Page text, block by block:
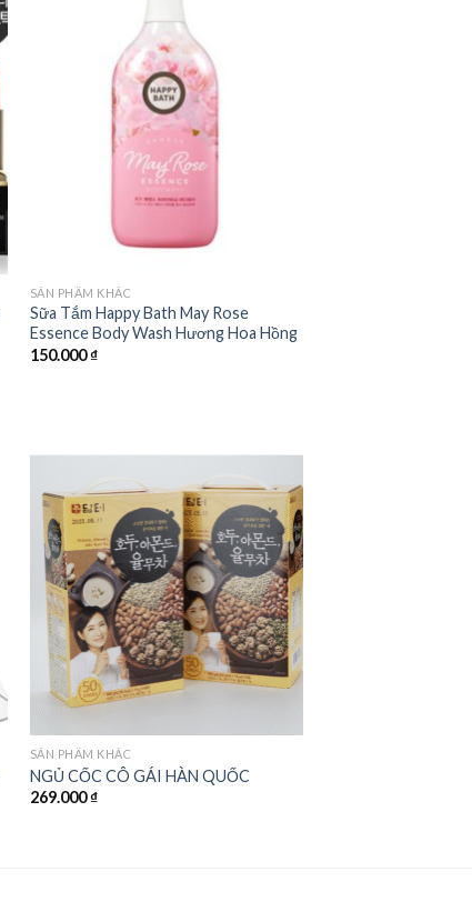
SẢN PHẨM KHÁC
Sữa Tắm Happy Bath May Rose
Essence Body Wash Hương Hoa Hồng
150.000₫
Add to
wishlist
SẢN PHẨM KHÁC
NGỦ CỐC CÔ GÁI HÀN QUỐC
269.000₫